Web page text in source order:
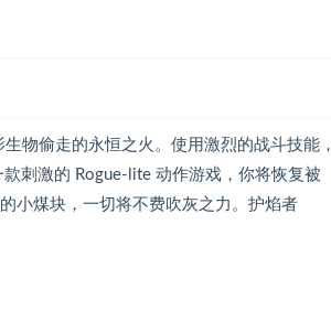
物偷走的永恒之火。使用激烈的战斗技能，
刺激的 Rogue-lite 动作游戏，你将恢复被
小煤块，一切将不费吹灰之力。护焰者